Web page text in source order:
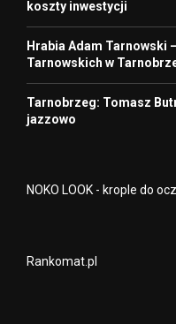
koszty inwestycji
Hrabia Adam Tarnowski
Tarnowskich w
Tarnobrzeg: Tomasz
jazzowo
NOKO LOOK - krople do
Rankomat.pl